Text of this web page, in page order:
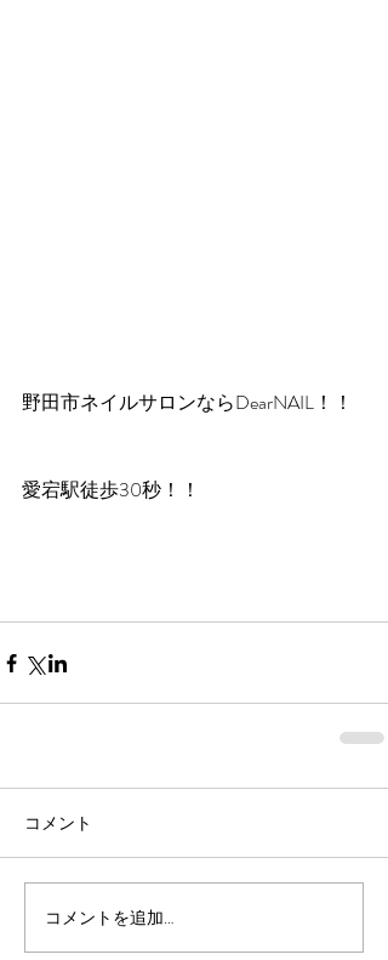
野田市ネイルサロンならDearNAIL！！
愛宕駅徒歩30秒！！
コメント
コメントを追加…